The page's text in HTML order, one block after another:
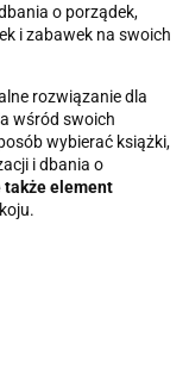
o porządek,
i zabawek na swoich
rozwiązanie dla
wśród swoich
wybierać książki,
i dbania o
także element